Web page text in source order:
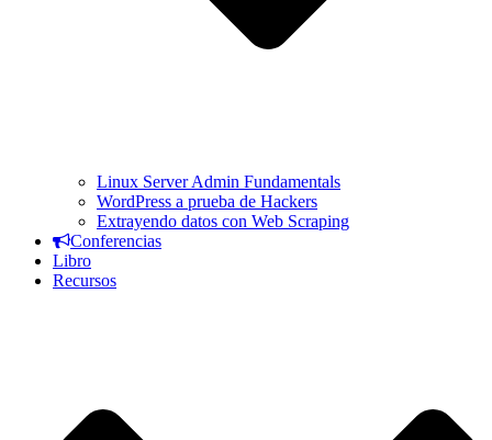
Linux Server Admin Fundamentals
WordPress a prueba de Hackers
Extrayendo datos con Web Scraping
Conferencias
Libro
Recursos